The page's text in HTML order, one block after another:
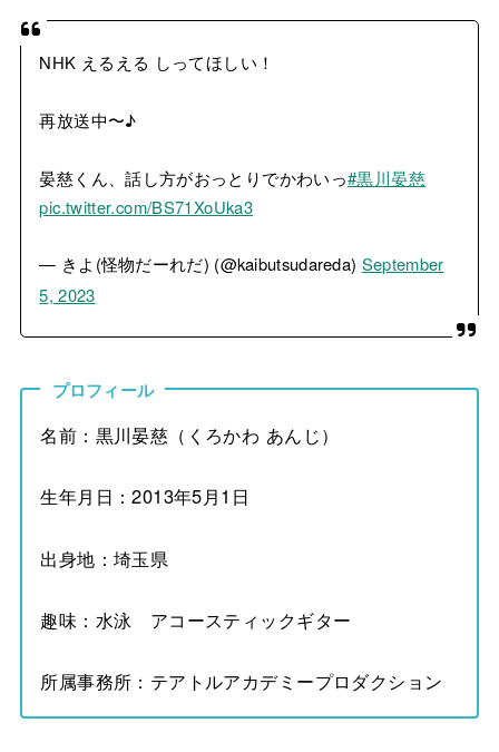
NHK えるえる しってほしい！
再放送中〜♪
晏慈くん、話し方がおっとりでかわいっ#黒川晏慈
pic.twitter.com/BS71XoUka3
— きよ(怪物だーれだ) (@kaibutsudareda) September
5, 2023
プロフィール
名前：黒川晏慈（くろかわ あんじ）
生年月日：2013年5月1日
出身地：埼玉県
趣味：水泳 アコースティックギター
所属事務所：テアトルアカデミープロダクション